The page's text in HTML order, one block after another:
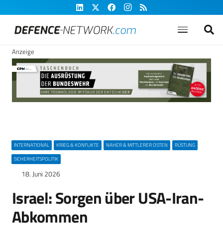
Anzeige
INTERNATIONAL KRIEG & KONFLIKTE NAHER & MITTLERER OSTEN
RÜSTUNG
SICHERHEITSPOLITIK
18. Juni 2026
Israel: Sorgen über USA-Iran-
Abkommen